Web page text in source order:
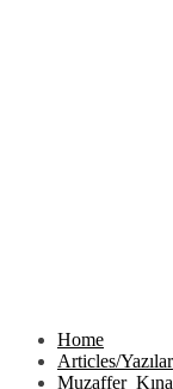
Home
Articles/Yazılar
Muzaffer